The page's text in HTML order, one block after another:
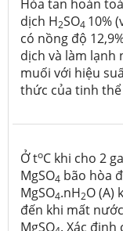
Hòa tan hoàn
dịch H2SO4 10%
có nồng độ
dịch và làm lạnh
muối với hiệu
thức của tinh
Ở toC khi cho 2
MgSO4 bão hòa
MgSO4.nH2O (A)
đến khi mất
MgSO . Xác